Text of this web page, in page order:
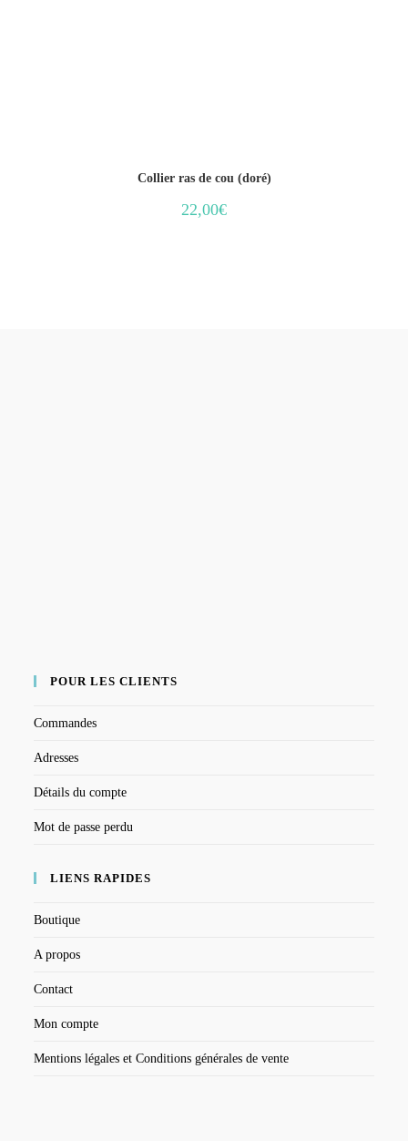
Collier ras de cou (doré)
22,00€
POUR LES CLIENTS
Commandes
Adresses
Détails du compte
Mot de passe perdu
LIENS RAPIDES
Boutique
A propos
Contact
Mon compte
Mentions légales et Conditions générales de vente